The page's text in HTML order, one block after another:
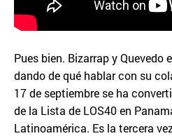
Pues bien. Bizarrap y Quevedo
dando de qué hablar con su
17 de septiembre se ha
de la Lista de LOS40 en
Latinoamérica. Es la tercera